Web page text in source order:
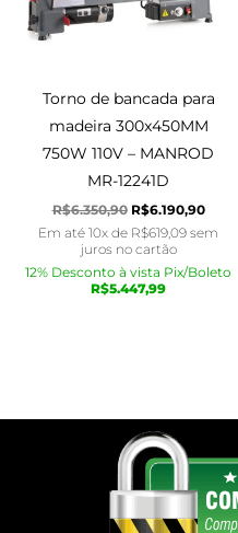
Torno de bancada para
madeira 300x450MM
750W 110V – MANROD
MR-12241D
R$6.350,90 R$6.190,90
Em até 10x de R$619,09 sem
juros no cartão
12% Desconto à vista Pix/Boleto
R$5.447,99